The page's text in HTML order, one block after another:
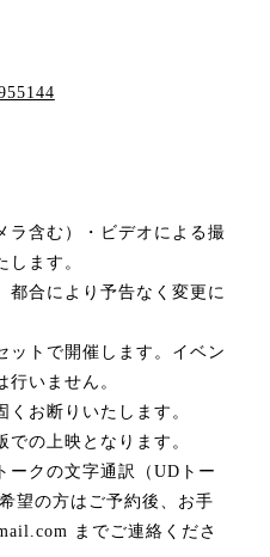
ラ含む）・ビデオによる撮
ます。
都合により予告なく変更に
ットで開催します。イベン
行いません。
くお断りいたします。
での上映となります。
ークの文字通訳（UDトー
望の方はご予約後、お手
までご連絡くださ